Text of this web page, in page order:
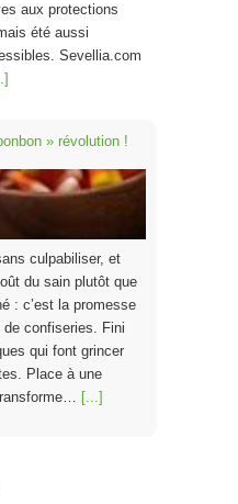
aux protections
été aussi
Sevellia.com
» révolution !
culpabiliser, et
du sain plutôt que
: c’est la promesse
de confiseries. Fini
qui font grincer
Place à une
[...]